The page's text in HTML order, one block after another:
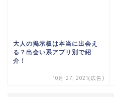
大人の掲示板は本当に出会え
る？出会い系アプリ別で紹
介！
10月 27, 2021(広告)